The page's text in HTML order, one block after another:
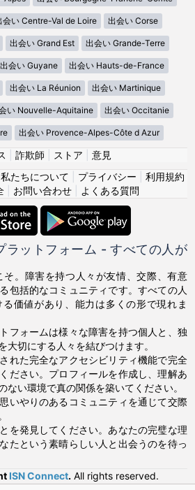
会い Centre-Val de Loire 出会い Corse
出会い Grand Est 出会い Grande-Terre
出会い Guyane 出会い Hauts-de-France
出会い La Réunion 出会い Martinique
い Nouvelle-Aquitaine 出会い Occitanie
出会い Provence-Alpes-Côte d Azur
詐欺師 ストア
意見
私たちについて プライバシー
利用規約
| お問い合わせ| よくある質問
ラットフォーム - すべての人が
。障害を持つ人々が友情、交際、有意
包括的なコミュニティです。すべての人
価値があり、能力は多くの形で現れま
フォームは様々な障害を持つ個人と、独
大切にする人々を結びつけます。
れた完全なアクセシビリティ機能で完全
ださい。プロフィールを作成し、理解あ
ない環境で真の関係を築いてください。
いやりのあるコミュニティを通じて交際
を発見してください。あなたの完璧な理
たという素晴らしい人と出会うのを待っ
ISN Connect. All rights reserved.